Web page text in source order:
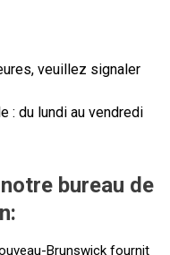
veuillez signaler
: du lundi au vendredi
bureau de
Brunswick fournit